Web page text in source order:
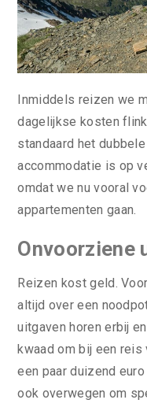
Inmiddels reizen we
dagelijkse kosten
standaard het
accommodatie is op
omdat we nu vooral
appartementen gaan.
Onvoorziene
Reizen kost geld.
altijd over een
uitgaven horen erbij
kwaad om bij een reis
een paar duizend
ook overwegen om